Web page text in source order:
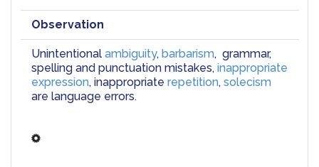
Observation
Unintentional ambiguity, barbarism, grammar,
spelling and punctuation mistakes, inappropriate
expression, inappropriate repetition, solecism
are language errors.